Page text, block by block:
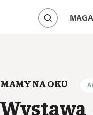
MAMY NA OKU
Wystawa